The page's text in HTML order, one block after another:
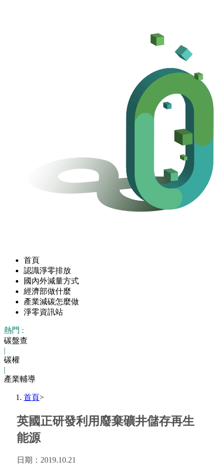
首頁
認識淨零排放
國內外減量方式
經濟部做什麼
產業減碳怎麼做
淨零資訊站
熱門 :
碳盤查
|
碳權
|
產業輔導
首頁>
英國正研發利用廢棄礦井儲存再生
能源
日期： 2019.10.21